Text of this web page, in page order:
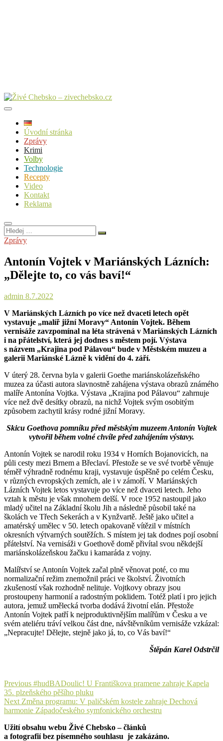
Úvodní stránka
Zprávy
Krimi
Volby
Technologie
Recepty
Video
Kontakt
Reklama
Hledej
…
Zprávy
Antonín Vojtek v Mariánských Lázních:
„Dělejte to, co vás baví!“
admin 8.7.2022
V Mariánských Lázních po více než dvaceti letech opět
vystavuje „malíř jižní Moravy“ Antonín Vojtek. Během
vernisáže zavzpomínal na léta strávená v Mariánských Lázních
i na přátelství, která jej dodnes s městem pojí. Výstava
s názvem „Krajina pod Pálavou“ bude v Městském muzeu a
galerii Mariánské Lázně k vidění do 4. září.
V úterý 28. června byla v galerii Goethe mariánskolázeňského
muzea za účasti autora slavnostně zahájena výstava obrazů známého
malíře Antonína Vojtka. Výstava „Krajina pod Pálavou“ zahrnuje
více než dvě desítky obrazů, na nichž Vojtek svým osobitým
způsobem zachytil krásy rodné jižní Moravy.
Skicu Goethova pomníku před městským muzeem Antonín Vojtek
vytvořil během volné chvíle před zahájením výstavy.
Antonín Vojtek se narodil roku 1934 v Horních Bojanovicích, na
půli cesty mezi Brnem a Břeclaví. Přestože se ve své tvorbě věnuje
téměř výhradně rodnému kraji, vystavuje úspěšně po celém Česku,
v různých evropských zemích, ale i v zámoří. V Mariánských
Lázních Vojtek letos vystavuje po více než dvaceti letech. Jeho
vztah k městu je však mnohem delší. V roce 1952 nastoupil jako
mladý učitel na Základní školu Jih a následně působil také na
školách ve Třech Sekerách a v Kynžvartě. Ještě jako učitel a
amatérský umělec v 50. letech opakovaně vítězil v místních
okresních výtvarných soutěžích. S místem jej tak dodnes pojí osobní
přátelství. Na vernisáži v Goethově domě přivítal svou někdejší
mariánskolázeňskou žačku i kamaráda z vojny.
Malířství se Antonín Vojtek začal plně věnovat poté, co mu
normalizační režim znemožnil práci ve školství. Životních
zkušeností však rozhodně nelituje. Vojtkovy obrazy jsou
prostoupeny harmonií a radostným poklidem. Totéž platí i pro jejich
autora, jemuž umělecká tvorba dodává životní elán. Přestože
Antonín Vojtek patří k nejproduktivnějším malířům v Česku a ve
svém ateliéru tráví velkou část dne, návštěvníkům vernisáže vzkázal:
„Nepracujte! Dělejte, stejně jako já, to, co Vás baví!“
Štěpán Karel Odstrčil
Navigace
pro
příspěvek
Previous Previous
post:
#hudBADoulic! U Františkova pramene zahraje Kapela
35. plzeňského pěšího pluku
Next Next
post:
Změna programu: V paličském kostele zahraje Dechová
harmonie Západočeského symfonického orchestru
Užití obsahu webu Živé Chebsko – článků
a fotografií bez písemného souhlasu je zakázáno.